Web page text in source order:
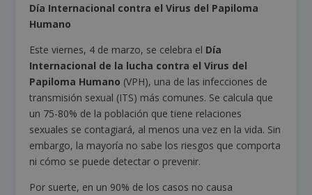
Día Internacional contra el Virus del Papiloma
Humano
Este viernes, 4 de marzo, se celebra el Día
Internacional de la lucha contra el Virus del
Papiloma Humano (VPH), una de las infecciones de
transmisión sexual (ITS) más comunes. Se calcula que
un 75-80% de la población que tiene relaciones
sexuales se contagiará, al menos una vez en la vida. Sin
embargo, la mayoría no sabe los riesgos que comporta
ni cómo se puede detectar o prevenir.
Por suerte, en un 90% de los casos no causa